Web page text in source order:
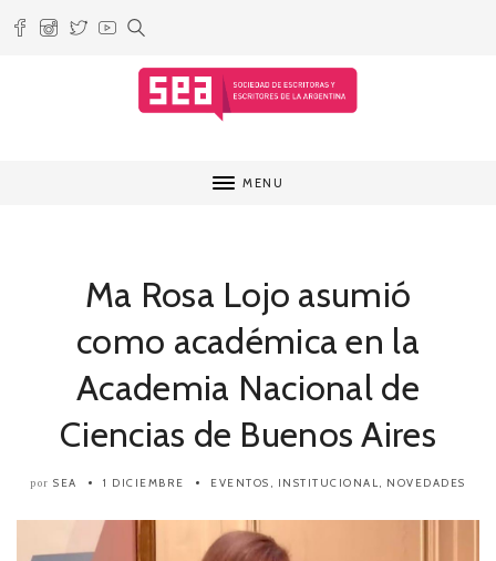
MENU
Ma Rosa Lojo asumió
como académica en la
Academia Nacional de
Ciencias de Buenos Aires
por SEA 1 DICIEMBRE EVENTOS , INSTITUCIONAL, NOVEDADES